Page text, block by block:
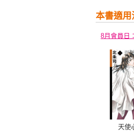
本書適用
8月會員日
天使